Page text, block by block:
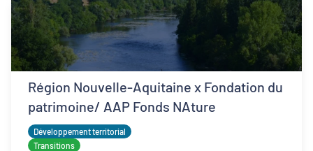
Région Nouvelle-Aquitaine x Fondation du
patrimoine/ AAP Fonds NAture
Développement territorial
Transitions